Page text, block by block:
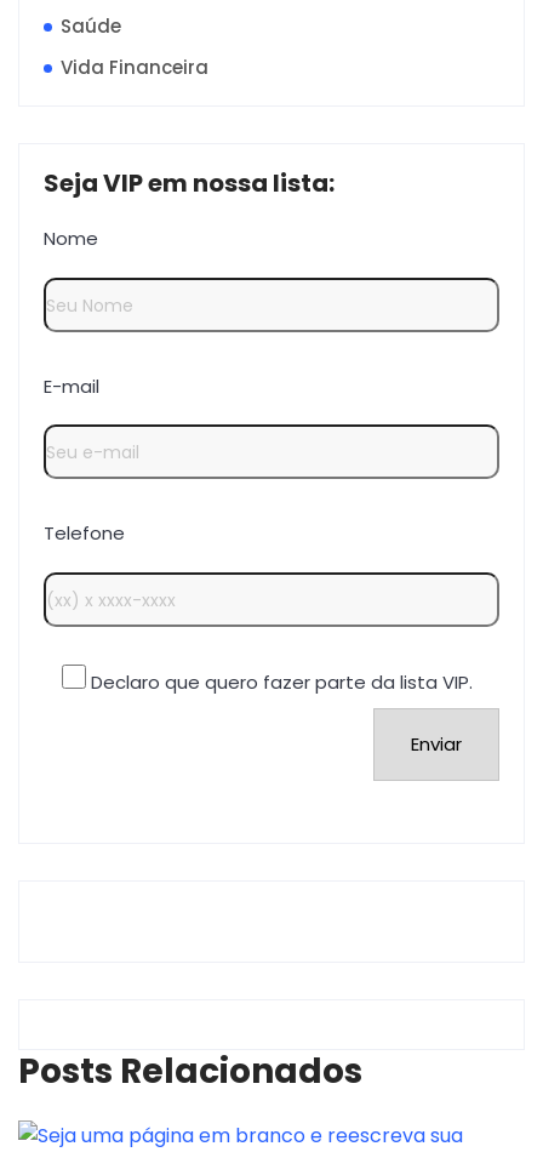
Saúde
Vida Financeira
Seja VIP em nossa lista:
Nome
E-mail
Telefone
Declaro que quero fazer parte da lista VIP.
Posts Relacionados